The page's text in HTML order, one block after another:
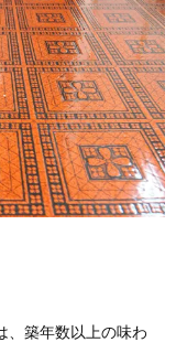
、築年数以上の味わ